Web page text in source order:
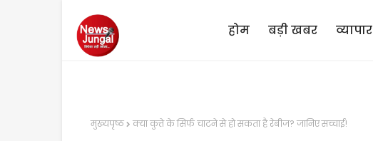
होम बड़ी खबर व्यापार
मुख्यपृष्ठ क्या कुत्ते के सिर्फ चाटने से हो सकता है रेबीज? जानिए सच्चाई!